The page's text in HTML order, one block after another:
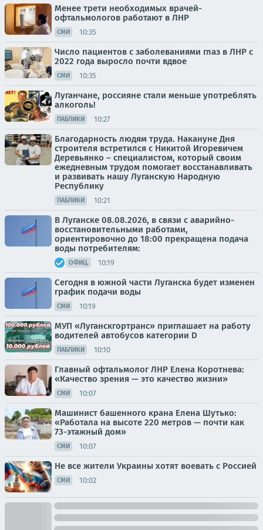
Менее трети необходимых врачей-
офтальмологов работают в ЛНР
СМИ 10:35
Число пациентов с заболеваниями глаз в ЛНР с
2022 года выросло почти вдвое
СМИ 10:35
Луганчане, россияне стали меньше употреблять
алкоголь!
ПАБЛИКИ 10:27
Благодарность людям труда. Накануне Дня
строителя встретился с Никитой Игоревичем
Деревьянко – специалистом, который своим
ежедневным трудом помогает восстанавливать
и развивать нашу Луганскую Народную
Республику
ПАБЛИКИ 10:21
В Луганске 08.08.2026, в связи с аварийно-
восстановительными работами,
ориентировочно до 18:00 прекращена подача
воды потребителям:
ОФИЦ. 10:19
Сегодня в южной части Луганска будет изменен
график подачи воды
СМИ 10:19
МУП «Луганскгортранс» приглашает на работу
водителей автобусов категории D
ПАБЛИКИ 10:10
Главный офтальмолог ЛНР Елена Коротнева:
«Качество зрения — это качество жизни»
СМИ 10:07
Машинист башенного крана Елена Шутько:
«Работала на высоте 220 метров — почти как
73-этажный дом»
СМИ 10:07
Не все жители Украины хотят воевать с Россией
СМИ 10:02